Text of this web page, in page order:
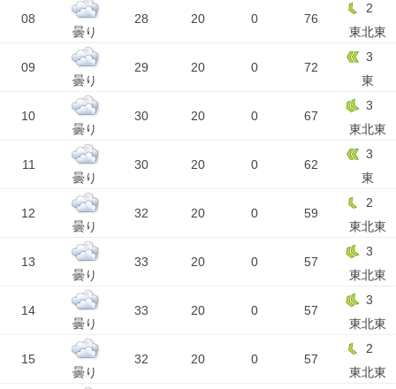
08
曇り
28 20 0 76
2
東北東
09
曇り
29 20 0 72
3
東
10
曇り
30 20 0 67
3
東北東
11
曇り
30 20 0 62
3
東
12
曇り
32 20 0 59
2
東北東
13
曇り
33 20 0 57
3
東北東
14
曇り
33 20 0 57
3
東北東
15
曇り
32 20 0 57
2
東北東